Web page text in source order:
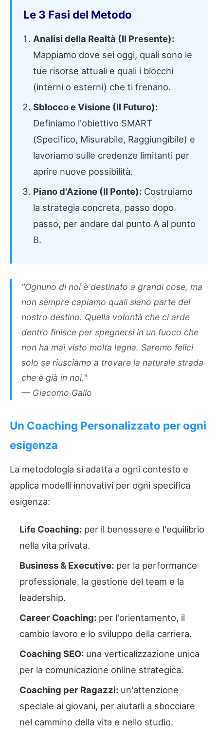
Le 3 Fasi del Metodo
Analisi della Realtà (Il Presente):
Mappiamo dove sei oggi, quali sono le
tue risorse attuali e quali i blocchi
(interni o esterni) che ti frenano.
Sblocco e Visione (Il Futuro):
Definiamo l'obiettivo SMART
(Specifico, Misurabile, Raggiungibile) e
lavoriamo sulle credenze limitanti per
aprire nuove possibilità.
Piano d'Azione (Il Ponte): Costruiamo
la strategia concreta, passo dopo
passo, per andare dal punto A al punto
B.
"Ognuno di noi è destinato a grandi cose, ma
non sempre capiamo quali siano parte del
nostro destino. Quella volontà che ci arde
dentro finisce per spegnersi in un fuoco che
non ha mai visto molta legna. Saremo felici
solo se riusciamo a trovare la naturale strada
che è già in noi."
— Giacomo Gallo
Un Coaching Personalizzato per ogni
esigenza
La metodologia si adatta a ogni contesto e
applica modelli innovativi per ogni specifica
esigenza:
Life Coaching: per il benessere e l'equilibrio
nella vita privata.
Business & Executive: per la performance
professionale, la gestione del team e la
leadership.
Career Coaching: per l'orientamento, il
cambio lavoro e lo sviluppo della carriera.
Coaching SEO: una verticalizzazione unica
per la comunicazione online strategica.
Coaching per Ragazzi: un'attenzione
speciale ai giovani, per aiutarli a sbocciare
nel cammino della vita e nello studio.